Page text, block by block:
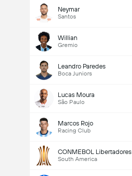
Neymar
Santos
Willian
Gremio
Leandro Paredes
Boca Juniors
Lucas Moura
São Paulo
Marcos Rojo
Racing Club
CONMEBOL Libertadores
South America